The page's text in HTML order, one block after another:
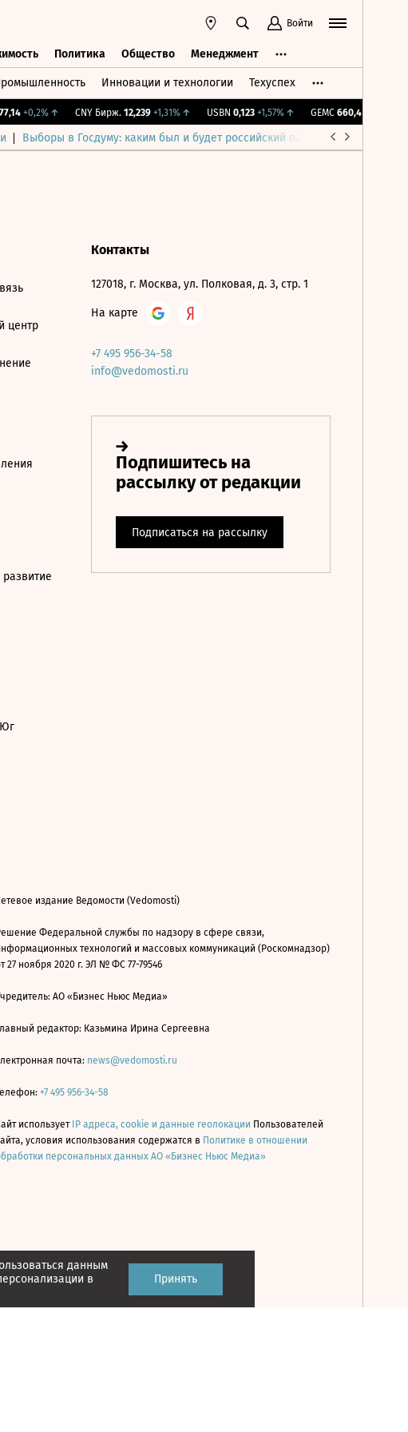
Войти
Политика Общество Менеджмент
Инновации и технологии Техуспех
+0,2%↑ CNY Бирж. 12,239 +1,31%↑ USBN 0,123 +1,57%↑ GEMC 660,4 +2,09%
Выборы в Госдуму: каким был и будет российский парламент
данным
в
Принять
центр
Контакты
127018, г. Москва, ул. Полковая, д. 3, стр. 1
На карте
+7 495 956-34-58
info@vedomosti.ru
издание Ведомости (Vedomosti)
Федеральной службы по надзору в сфере связи,
технологий и массовых коммуникаций (Роскомнадзор)
27 ноября 2020 г. ЭЛ № ФС 77-79546
АО «Бизнес Ньюс Медиа»
редактор: Казьмина Ирина Сергеевна
почта: news@vedomosti.ru
+7 495 956-34-58
использует IP адреса, cookie и данные геолокации Пользователей
условия использования содержатся в Политике в отношении
персональных данных АО «Бизнес Ньюс Медиа»